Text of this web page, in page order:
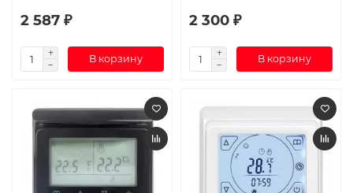
2 587 ₽
В корзину
2 300 ₽
В корзину